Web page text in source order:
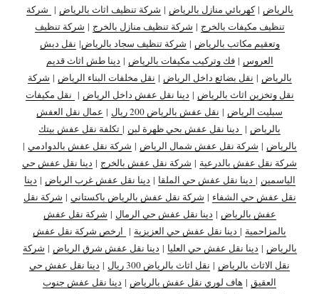
بالرياض |كهربائي منازل بالرياض | شركة تنظيف اثاث بالرياض | شركة
تنظيف مكيفات بالخرج | شركة تنظيف منازل بالخرج | شركة تنظيف
وتعقيم مكاتب بالرياض | شركة تنظيف سجاد بالرياض| نقل دبش
العروس |فك وتركيب مكيفات بالرياض | دينا طش اثاث قديم
بالرياض | نقل بضائع داخل الرياض | نقل مخلفات البناء الرياض | شركة
نقل وتخزين اثاث بالرياض | دينا نقل عفش داخل الرياض | نقل مكيفات
سبليت الرياض | نقل عفش بالرياض 200 ريال | عمال نقل العفش
بالرياض | دينا نقل عفش بحي ظهرة لبن | تكلفة نقل عفش بيتك
بالرياض | شركة نقل عفش شمال الرياض | شركة نقل عفش بالدوادمي |
شركة نقل عفش بالدرعية | شركة نقل عفش بالخرج | دينا نقل عفش حي
الياسمين | دينا نقل عفش حي الملقا | دينا نقل عفش غرب الرياض | دينا
نقل عفش حي الشفاء | شركة نقل عفش بالرياض باكستاني | شركة نقل
عفش بالرياض | دينا نقل عفش حي الرمال | شركة نقل عفش
بالمزاحمية | دينا نقل عفش حي العزيزية | ارخص شركة نقل عفش
بالرياض | دينا نقل عفش حي العليا | دينا نقل عفش شرق الرياض | شركة
نقل الاثاث بالرياض | نقل اثاث بالرياض 300 ريال | دينا نقل عفش حي
العقيق | هاف لوري نقل عفش بالرياض | دينا نقل عفش جنوب